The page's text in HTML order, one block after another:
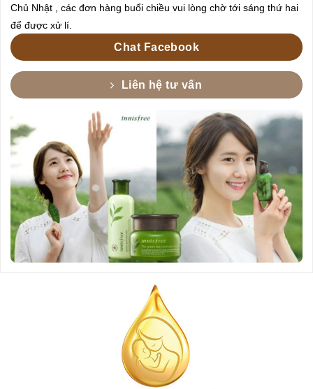
Chủ Nhật , các đơn hàng buổi chiều vui lòng chờ tới sáng thứ hai
để được xử lí.
Chat Facebook
Liên hệ tư vấn